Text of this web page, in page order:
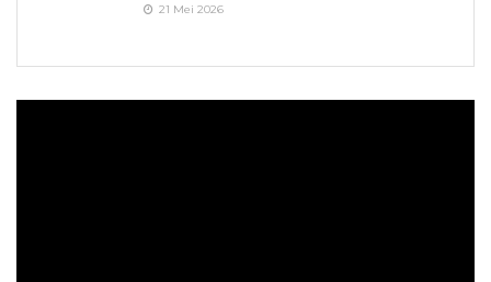
21 Mei 2026